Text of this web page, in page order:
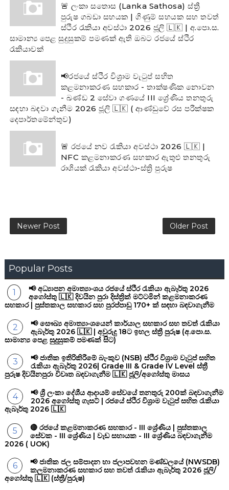
🚨 ලංකා සතොස (Lanka Sathosa) ස්ත්‍රී
පුරුෂ ගබඩා සහයක | ගිණුම් සහයක සහ තවත්
ස්ථිර රැකියා අවස්ථා 2026 ජූලි 🇱🇰 | අ.පො.ස.
සාමාන්‍ය පෙළ සුදුසුකම් පමණක් ඇති ඔබට රජයේ ස්ථිර
රැකියාවක්
📢රජයේ ස්ථිර විශ්‍රාම වැටුප් සහිත
කළමනාකරණ සහකාර - තාක්ෂණික නොවන
- ඛණ්ඩ 2 සේවා ගණයේ III ශ්‍රේණිය තනතුරු
සඳහා බඳවා ගැනීම 2026 ජූලි 🇱🇰 ( ආණ්ඩුවේ රස පරීක්ෂක
දෙපාර්තමේන්තුව)
🚨 රජයේ නව රැකියා අවස්ථා 2026 🇱🇰 |
NFC කළමනාකරණ සහකාර ඇතුළු තනතුරු
රාශියක් රැකියා අවස්ථා-ස්ත්‍රි පුරුෂ
Newer Post Older Post
Popular Posts
📢 අධ්‍යාපන අමාත්‍යාංශය රජයේ ස්ථිර රැකියා ඇබෑර්තු 2026
අගෝස්තු 🇱🇰 දිවයින පුරා දිස්ත්‍රික් මට්ටමින් කළමනාකරණ
සහකාර | පුස්තකාල සහකාර සහ පුරප්පාඩු 170+ ක් සඳහා බඳවාගැනීම
📢 සෞඛ්‍ය අමාත්‍යාංශයෙන් කාර්යාල සහකාර සහ තවත් රැකියා
ඇබෑර්තු 2026 🇱🇰 | අවුරුදු 18ට ඉහල ස්ත්‍රී පුරුෂ (අ.පො.ස.
සාමාන්‍ය පෙළ සුදුසුකම් පමණක් සිට)
📢 ජාතික ඉතිරිකිරීමේ බැංකුව (NSB) ස්ථිර විශ්‍රාම වැටුප් සහිත
රැකියා ඇබෑර්තු 2026| Grade III & Grade IV Level ස්ත්‍රී
පුරුෂ දිවයිනපුරා විවෘත බඳවාගැනීම 🇱🇰 ජූලි/අගෝස්තු මාසය
📢 ශ්‍රී ලංකා දේශීය ආදායම් සේවයේ තනතුරු 200ක් බඳවාගැනීම
2026 අගෝස්තු ගැසට් | රජයේ ස්ථිර විශ්‍රාම වැටුප් සහිත රැකියා
ඇබෑර්තු 2026 🇱🇰
🔴 රජයේ කළමනාකරණ සහකාර - III ශ්‍රේණිය | පුස්තකාල
සේවක - III ශ්‍රේණිය | වැඩ සහායක - III ශ්‍රේණිය බඳවාගැනීම
2026 ( UOK)
📢 ජාතික ජල සම්පාදන හා ජලාපවහන මණ්ඩලයේ (NWSDB)
කලමනාකරණ සහකාර සහ තවත් රැකියා ඇබෑර්තු 2026 ජූලි/
අගෝස්තු 🇱🇰 (ස්ත්‍රී/පුරුෂ)